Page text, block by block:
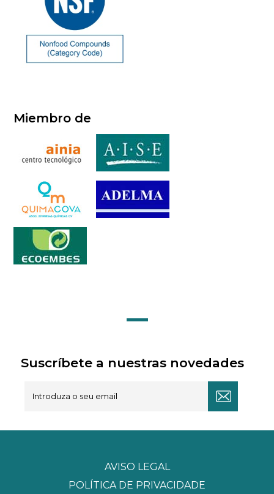
Miembro de
Suscríbete a nuestras novedades
AVISO LEGAL
POLÍTICA DE PRIVACIDADE